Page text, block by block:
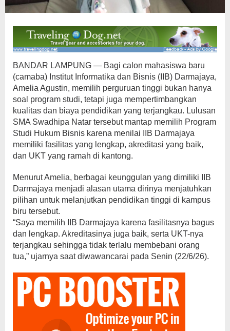
BANDAR LAMPUNG — Bagi calon mahasiswa baru
(camaba) Institut Informatika dan Bisnis (IIB) Darmajaya,
Amelia Agustin, memilih perguruan tinggi bukan hanya
soal program studi, tetapi juga mempertimbangkan
kualitas dan biaya pendidikan yang terjangkau. Lulusan
SMA Swadhipa Natar tersebut mantap memilih Program
Studi Hukum Bisnis karena menilai IIB Darmajaya
memiliki fasilitas yang lengkap, akreditasi yang baik,
dan UKT yang ramah di kantong.
Menurut Amelia, berbagai keunggulan yang dimiliki IIB
Darmajaya menjadi alasan utama dirinya menjatuhkan
pilihan untuk melanjutkan pendidikan tinggi di kampus
biru tersebut.
“Saya memilih IIB Darmajaya karena fasilitasnya bagus
dan lengkap. Akreditasinya juga baik, serta UKT-nya
terjangkau sehingga tidak terlalu membebani orang
tua,” ujarnya saat diwawancarai pada Senin (22/6/26).